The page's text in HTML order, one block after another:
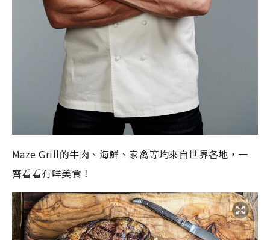
Maze Grill的牛肉、海鮮、家禽等均來自世界各地，一
齊看看有咩美食！